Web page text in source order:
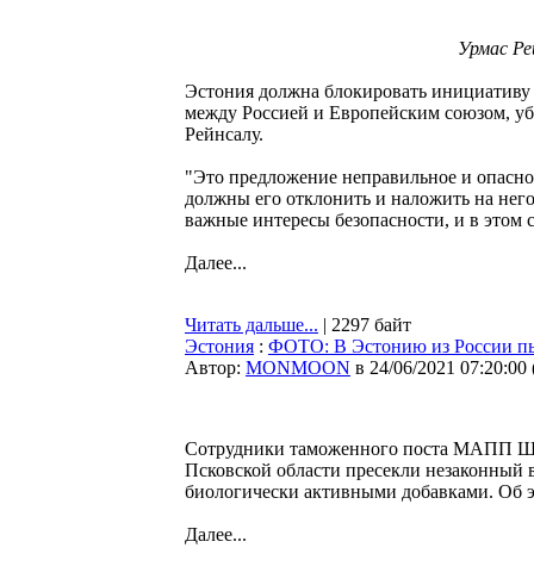
Урмас
Эстония должна блокировать
между Россией и Европейским союзом,
Рейнсалу.
"Это предложение неправильное и
должны его отклонить и наложить на
важные интересы безопасности, и в этом
Далее...
Читать дальше... | 2297 байт
Эстония : ФОТО: В Эстонию из России
Автор: MONMOON в 24/06/2021 07:20:00
Сотрудники таможенного поста МАПП
Псковской области пресекли
биологически активными добавками. Об
Далее...